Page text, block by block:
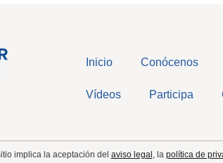
Inicio Conócenos
Vídeos Participa
implica la aceptación del aviso legal , la política de